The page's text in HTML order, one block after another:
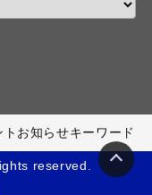
お知らせキーワード
reserved.